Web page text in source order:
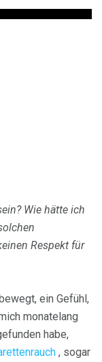
Wie hätte ich
Respekt für
ein Gefühl,
monatelang
habe,
, sogar